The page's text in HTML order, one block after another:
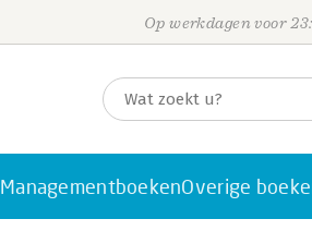
Op werkdagen voor
ManagementboekenOverige